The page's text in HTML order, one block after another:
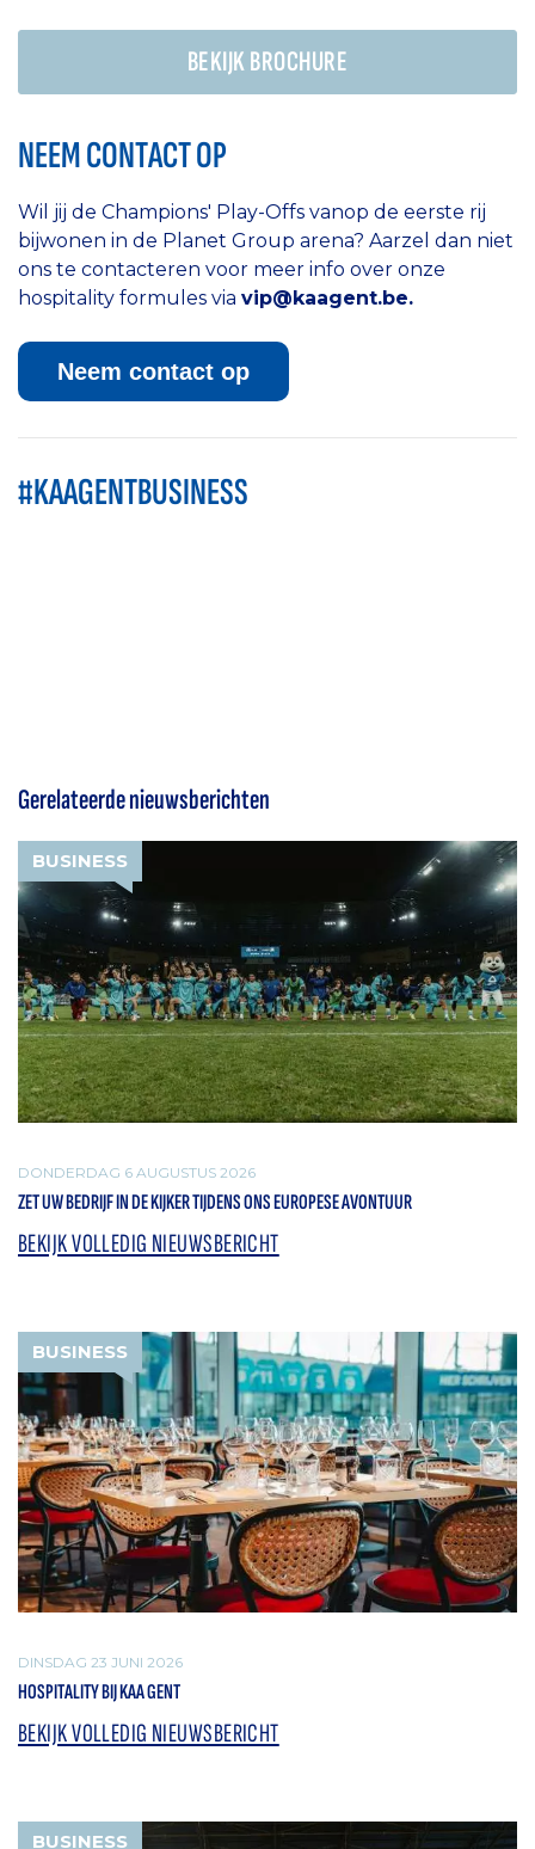
BEKIJK BROCHURE
NEEM CONTACT OP
Wil jij de Champions' Play-Offs vanop de eerste rij
bijwonen in de Planet Group arena? Aarzel dan niet
ons te contacteren voor meer info over onze
hospitality formules via vip@kaagent.be.
Neem contact op
#KAAGENTBUSINESS
Gerelateerde nieuwsberichten
BUSINESS
DONDERDAG 6 AUGUSTUS 2026
ZET UW BEDRIJF IN DE KIJKER TIJDENS ONS EUROPESE AVONTUUR
BEKIJK VOLLEDIG NIEUWSBERICHT
BUSINESS
DINSDAG 23 JUNI 2026
HOSPITALITY BIJ KAA GENT
BEKIJK VOLLEDIG NIEUWSBERICHT
BUSINESS